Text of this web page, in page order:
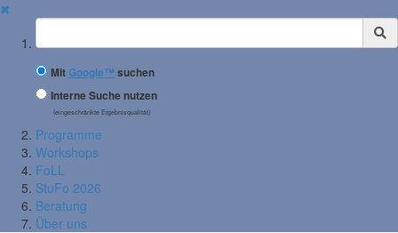
✖
Suchbegriff
MitGoogle™ suchen
Interne Suche nutzen
(eingeschränkte Ergebnisqualität)
Programme
Workshops
FoLL
StuFo 2026
Beratung
Über uns